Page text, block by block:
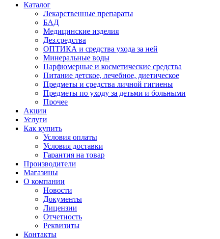
Каталог
Лекарственные препараты
БАД
Медицинские изделия
Дез.средства
ОПТИКА и средства ухода за ней
Минеральные воды
Парфюмерные и косметические средства
Питание детское, лечебное, диетическое
Предметы и средства личной гигиены
Предметы по уходу за детьми и больными
Прочее
Акции
Услуги
Как купить
Условия оплаты
Условия доставки
Гарантия на товар
Производители
Магазины
О компании
Новости
Документы
Лицензии
Отчетность
Реквизиты
Контакты